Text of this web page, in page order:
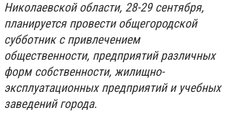
Николаевской области, 28-29 сентября,
планируется провести общегородской
субботник с привлечением
общественности, предприятий различных
форм собственности, жилищно-
эксплуатационных предприятий и учебных
заведений города.